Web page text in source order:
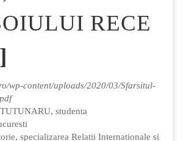
RECE
wp-content/uploads/2020/03/Sfarsitul-
studenta
specializarea Relatii Internationale si